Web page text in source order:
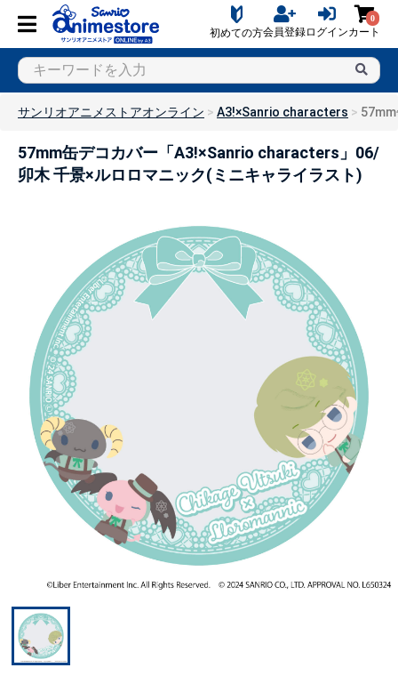
初めての方会員登録ログイン
0
カート
サンリオアニメストアオンライン A3!×Sanrio characters
57mm缶デコカバー「A3!×Sanrio characters」06/
卯木 千景×ルロロマニック(ミニキャライラスト)